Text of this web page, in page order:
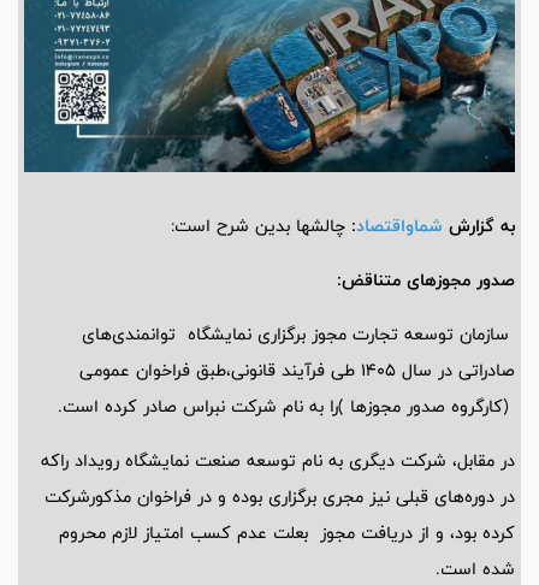
به گزارش شماواقتصاد: چالشها بدین شرح است:
صدور مجوزهای متناقض:
سازمان توسعه تجارت مجوز برگزاری نمایشگاه توانمندی‌های
صادراتی در سال 1405 طی فرآیند قانونی،طبق فراخوان عمومی
(کارگروه صدور مجوزها )را به نام شرکت نبراس صادر کرده است.
در مقابل، شرکت دیگری به نام توسعه صنعت ‌نمایشگاه رویداد راکه
در دوره‌های قبلی نیز مجری برگزاری بوده و در فراخوان‌ مذکورشرکت
کرده بود، و از دریافت مجوز بعلت عدم کسب امتیاز لازم محروم
شده است.